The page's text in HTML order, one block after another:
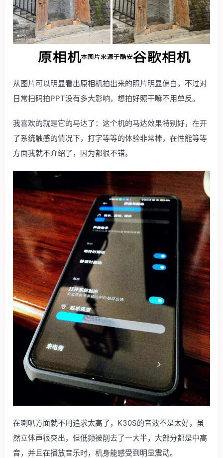
从图片可以明显看出原相机拍出来的照片明显偏白，不过对
日常扫码拍PPT没有多大影响， 想拍好照干嘛不用单反。
我喜欢的就是它的马达了：这个机的马达效果特别好，在开
了系统触感的情况下，打字等等的体验非常棒，在性能等等
方面我就不介绍了，因为都很不错。
在喇叭方面就不用追求太高了，K30S的音效不是太好，虽
然立体声很突出，但低频被削去了一大半，大部分都是中高
音，并且在播放音乐时，机身能感受到明显震动。